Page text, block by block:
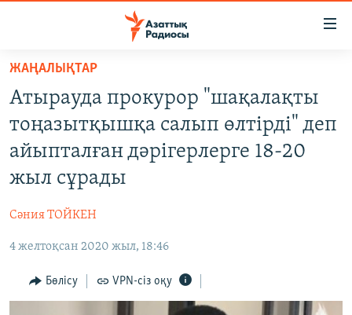
Skip
main
content
Skip
to
main
Skip
САЯСАТ
AZATTYQTV
ӘЛЕМ
АРНАЙЫ ЖОБАЛАР
ЖАҢАЛЫҚТАР
Атырауда прокурор "шақалақты
тоңазытқышқа салып өлтірді" деп
айыпталған дәрігерлерге 18-20
жыл сұрады
Сәния ТОЙКЕН
4 желтоқсан 2020 жыл, 18:46
Бөлісу VPN-сіз оқу